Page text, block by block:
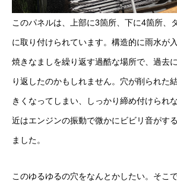
このパネルは、上部に3箇所、下に4箇所、
に取り付けられています。構造的に雨水が
焼きなましを繰り返す過酷な場所で、過去
り返したのかもしれません。穴が削られた
きくなってしまい、しっかり締め付けられ
近はエンジンの振動で微かにビビリ音がす
ました。
このゆるゆるの穴をなんとかしたい。そこ